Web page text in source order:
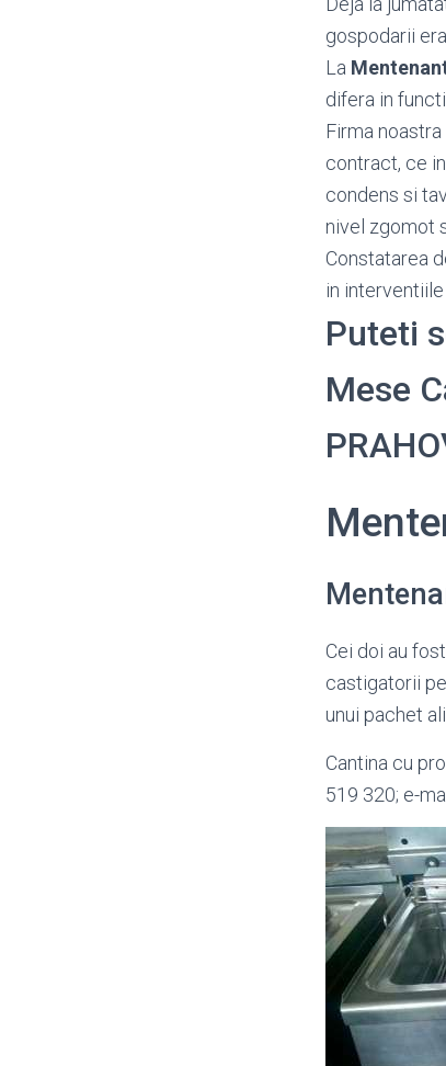
gospodarii
La
difera in
Firma
contract, ce
condens si
nivel zgomot
Constatarea
in interventiile
Puteti
Mese
Cei doi au
castigatorii
unui pachet
Cantina cu
519 320; e-